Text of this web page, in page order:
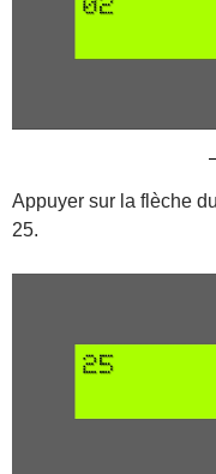
Appuyer sur la flèche
25.